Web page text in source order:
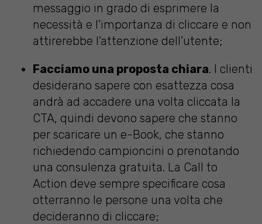
messaggio in grado di esprimere la
necessità e l’importanza di cliccare e non
attirerebbe l’attenzione dell'utente;
Facciamo una proposta chiara. I clienti
desiderano sapere con esattezza cosa
andrà ad accadere una volta cliccata la
CTA, quindi devono sapere che stanno
per scaricare un e-Book, che stanno
richiedendo campioncini o prenotando
una consulenza gratuita. La Call to
Action deve sempre specificare cosa
otterranno le persone una volta che
decideranno di cliccare;